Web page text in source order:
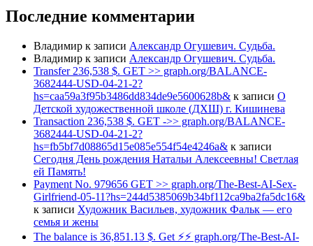
Последние комментарии
Владимир к записи Александр Огушевич. Судьба.
Владимир к записи Александр Огушевич. Судьба.
Transfer 236,538 $. GET >> graph.org/BALANCE-
3682444-USD-04-21-2?
hs=caa59a3f95b3486dd834de9e5600628b& к записи О
Детской художественной школе (ДХШ) г. Кишинева
Transaction 236,538 $. GET ->> graph.org/BALANCE-
3682444-USD-04-21-2?
hs=fb5bf7d08865d15e085e554f54e4246a& к записи
Сегодня День рождения Натальи Алексеевны! Светлая
ей Память!
Payment No. 979656 GET >> graph.org/The-Best-AI-Sex-
Girlfriend-05-11?hs=244d5385069b34bf112ca9ba2fa5dc16&
к записи Художник Васильев, художник Фальк — его
семья и жены
The balance is 36,851.13 $. Get ⚡⚡ graph.org/The-Best-AI-